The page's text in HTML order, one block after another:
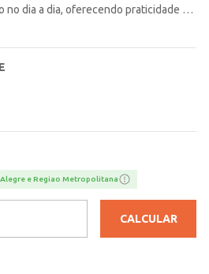
no dia a dia, oferecendo praticidade e
clima instável. O modelo trench coat
Conta com bolsos frontais funcionais,
fenda posterior e detalhes de
proporcionando ainda mais
um toque refinado e moderno
e versátil, ideal para criar produções
para diferentes momentos
e Regiao Metropolitana
CALCULAR